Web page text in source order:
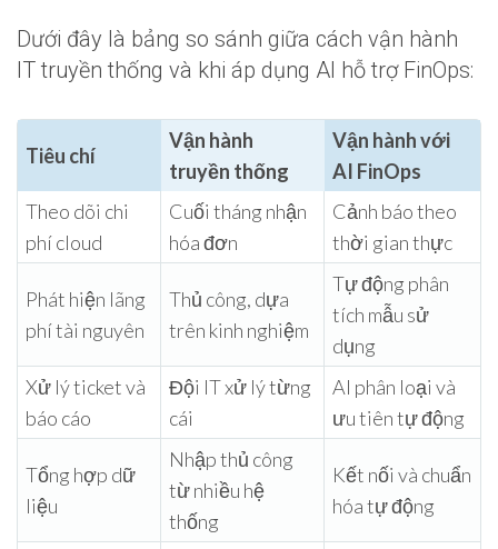
Dưới đây là bảng so sánh giữa cách vận hành
IT truyền thống và khi áp dụng AI hỗ trợ FinOps:
Tiêu chí
Vận hành
truyền thống
Vận hành với
AI FinOps
Theo dõi chi
phí cloud
Cuối tháng nhận
hóa đơn
Cảnh báo theo
thời gian thực
Phát hiện lãng
phí tài nguyên
Thủ công, dựa
trên kinh nghiệm
Tự động phân
tích mẫu sử
dụng
Xử lý ticket và
báo cáo
Đội IT xử lý từng
cái
AI phân loại và
ưu tiên tự động
Tổng hợp dữ
liệu
Nhập thủ công
từ nhiều hệ
thống
Kết nối và chuẩn
hóa tự động